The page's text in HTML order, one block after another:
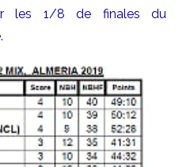
les 1/8 de finales du